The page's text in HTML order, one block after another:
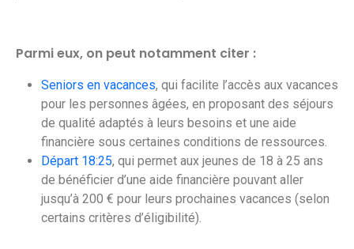
Parmi eux, on peut notamment citer :
Seniors en vacances, qui facilite l’accès aux vacances
pour les personnes âgées, en proposant des séjours
de qualité adaptés à leurs besoins et une aide
financière sous certaines conditions de ressources.
Départ 18:25, qui permet aux jeunes de 18 à 25 ans
de bénéficier d’une aide financière pouvant aller
jusqu’à 200 € pour leurs prochaines vacances (selon
certains critères d’éligibilité).